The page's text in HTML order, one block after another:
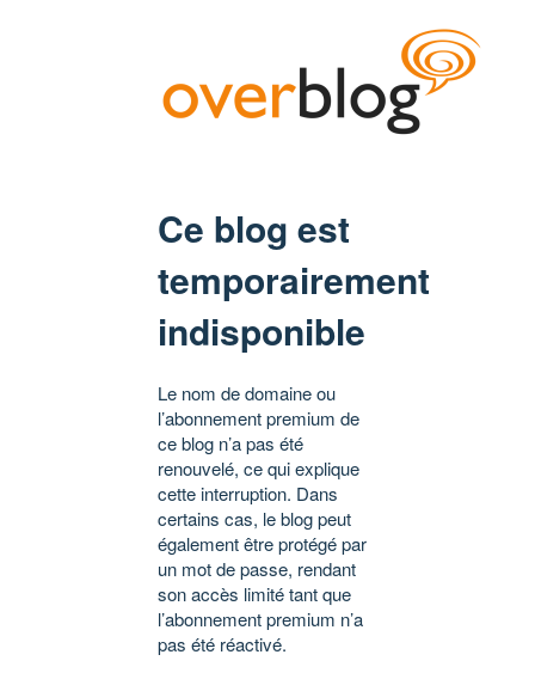
Ce blog est
temporairement
indisponible
Le nom de domaine ou
l’abonnement premium de
ce blog n’a pas été
renouvelé, ce qui explique
cette interruption. Dans
certains cas, le blog peut
également être protégé par
un mot de passe, rendant
son accès limité tant que
l’abonnement premium n’a
pas été réactivé.